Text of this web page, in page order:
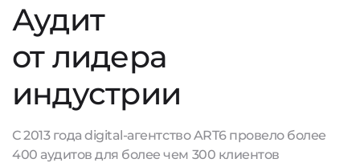
Аудит
от лидера
индустрии
С 2013 года digital-агентство ART6 провело более
400 аудитов для более чем 300 клиентов